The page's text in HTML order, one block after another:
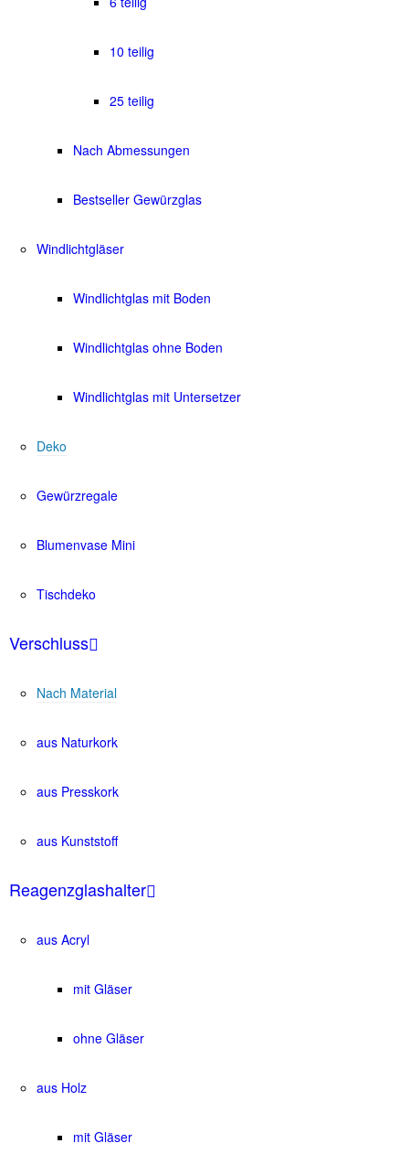
10 teilig
25 teilig
Nach Abmessungen
Bestseller Gewürzglas
Windlichtgläser
Windlichtglas mit Boden
Windlichtglas ohne Boden
Windlichtglas mit Untersetzer
Deko
Gewürzregale
Blumenvase Mini
Tischdeko
Verschluss
Nach Material
aus Naturkork
aus Presskork
aus Kunststoff
Reagenzglashalter
aus Acryl
mit Gläser
ohne Gläser
aus Holz
mit Gläser